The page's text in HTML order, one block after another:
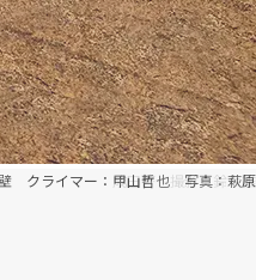
クライマー：甲山哲也 写真：萩
クライマー：成田啓 撮影：鈴木